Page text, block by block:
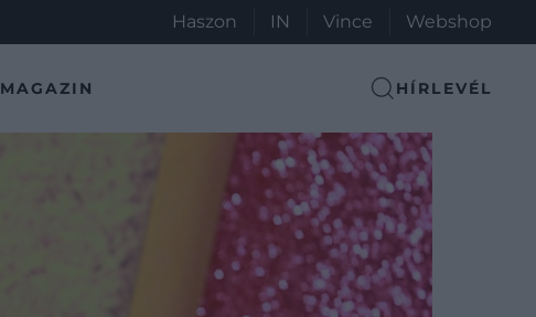
Haszon IN Vince Webshop
MAGAZIN HÍRLEVÉL